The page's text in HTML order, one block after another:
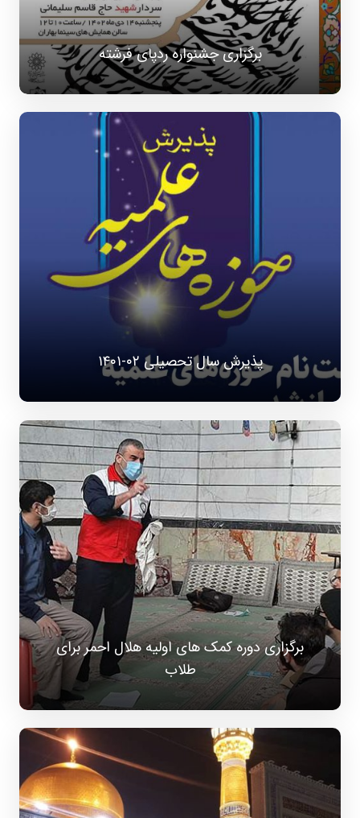
برگزاری جشنواره ردپای فرشته
پذیرش سال تحصیلی ۰۲-۱۴۰۱
برگزاری دوره کمک های اولیه هلال احمر برای
طلاب